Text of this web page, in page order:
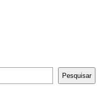
Pesquisar